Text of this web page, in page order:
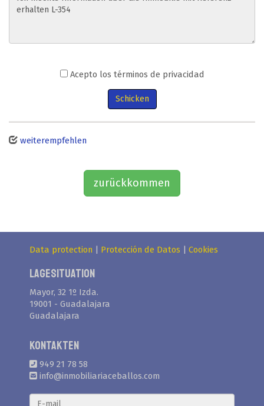
Acepto los términos de privacidad
Schicken
weiterempfehlen
zurückkommen
Data protection | Protección de Datos | Cookies
Lagesituation
Mayor, 32 1º Izda.
19001 - Guadalajara
Guadalajara
Kontakten
949 21 78 58
info@inmobiliariaceballos.com